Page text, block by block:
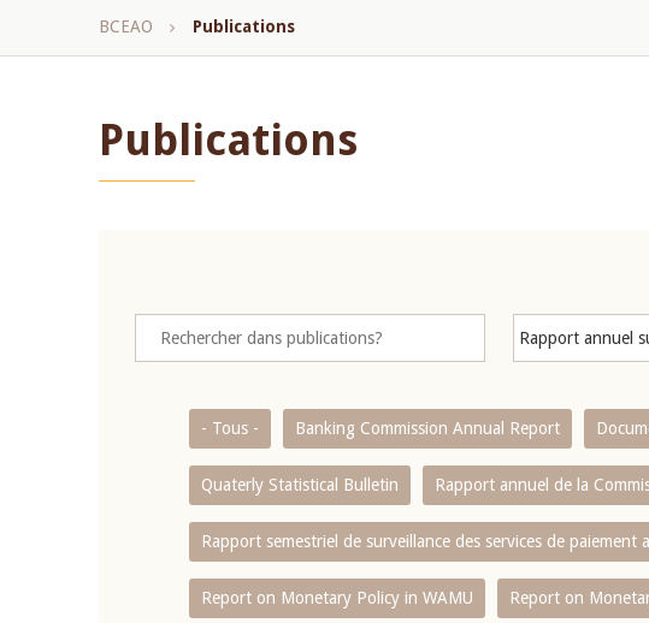
Fil
BCEAO Publications
Publications
- Tous - Banking Commission Annual Report
Quaterly Statistical Bulletin Rapport annuel de la
Rapport semestriel de surveillance des services de paiement
Report on Monetary Policy in WAMU Report on